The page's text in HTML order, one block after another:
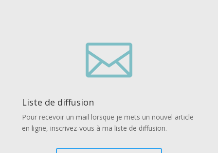

Liste de diffusion
Pour recevoir un mail lorsque je mets un nouvel article
en ligne, inscrivez-vous à ma liste de diffusion.